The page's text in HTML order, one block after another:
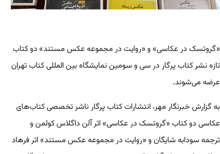
«گروتسک در عکاسی» و «روایت در مجموعه عکس مستند» دو کتاب
تازه نشر کتاب پرگار در سی و سومین نمایشگاه بین المللی کتاب تهران
عرضه می‌شوند.
به گزارش خبرنگار مهر، انتشارات کتاب پرگار ناشر تخصصی کتاب‌های
عکاسی دو کتاب «گروتسک در عکاسی» اثر آلن داگلاس کولمن و
ترجمه سودابه شایگان و «روایت در مجموعه عکس مستند» اثر فرهاد